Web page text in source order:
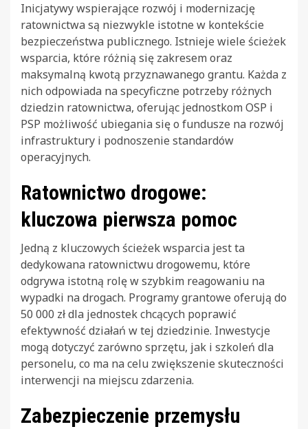
Inicjatywy wspierające rozwój i modernizację
ratownictwa są niezwykle istotne w kontekście
bezpieczeństwa publicznego. Istnieje wiele ścieżek
wsparcia, które różnią się zakresem oraz
maksymalną kwotą przyznawanego grantu. Każda z
nich odpowiada na specyficzne potrzeby różnych
dziedzin ratownictwa, oferując jednostkom OSP i
PSP możliwość ubiegania się o fundusze na rozwój
infrastruktury i podnoszenie standardów
operacyjnych.
Ratownictwo drogowe:
kluczowa pierwsza pomoc
Jedną z kluczowych ścieżek wsparcia jest ta
dedykowana ratownictwu drogowemu, które
odgrywa istotną rolę w szybkim reagowaniu na
wypadki na drogach. Programy grantowe oferują do
50 000 zł dla jednostek chcących poprawić
efektywność działań w tej dziedzinie. Inwestycje
mogą dotyczyć zarówno sprzętu, jak i szkoleń dla
personelu, co ma na celu zwiększenie skuteczności
interwencji na miejscu zdarzenia.
Zabezpieczenie przemysłu